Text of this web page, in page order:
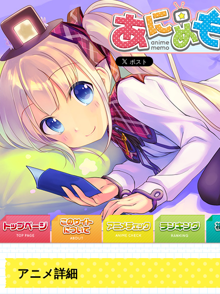
アニメ詳細